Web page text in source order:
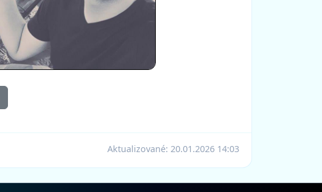
Aktualizované: 20.01.2026 14:03